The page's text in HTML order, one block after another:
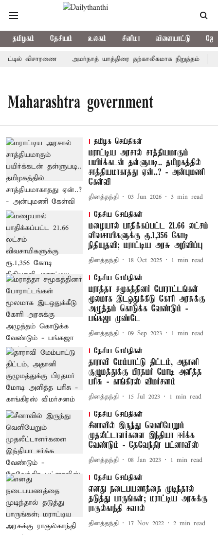
தமிழகம் தேசியம் உலகம் சினிமா விளையாட்டு
விசாரணை அமர்நாத் யாத்திரை தற்காலிகமாக நிறுத்தம்
Maharashtra government
தமிழக செய்திகள்
மராட்டிய அரசால் சாத்தியமாகும்
பயிர்க்கடன் தள்ளுபடி.. தமிழகத்தில்
சாத்தியமாகாதது ஏன்..? - அன்புமணி
கேள்வி
தினத்தந்தி 03 Jun 2026 3 min read
தேசிய செய்திகள்
மழையால் பாதிக்கப்பட்ட 21.66 லட்சம்
விவசாயிகளுக்கு ரூ.1,356 கோடி
நிதியுதவி; மராட்டிய அரசு அறிவிப்பு
தினத்தந்தி 18 Oct 2025 1 min read
தேசிய செய்திகள்
மராத்தா சமூகத்தினர் போராட்டங்கள்
மூலமாக இடஒதுக்கீடு கோரி அரசுக்கு
அழுத்தம் கொடுக்க வேண்டும் -
பங்கஜா முண்டே
தினத்தந்தி 09 Sep 2023 1 min read
தேசிய செய்திகள்
தாராவி மேம்பாட்டு திட்டம், அதானி
குழுமத்துக்கு பிரதமர் மோடி அளித்த
பரிசு - காங்கிரஸ் விமர்சனம்
தினத்தந்தி 15 Jul 2023 1 min read
தேசிய செய்திகள்
சீனாவில் இருந்து வெளியேறும்
முதலீட்டாளர்களை இந்தியா ஈர்க்க
வேண்டும் - தேவேந்திர பட்னாவிஸ்
தினத்தந்தி 08 Jan 2023 1 min read
தேசிய செய்திகள்
எனது நடைபயணத்தை முடிந்தால்
தடுத்து பாருங்கள்; மராட்டிய அரசுக்கு
ராகுல்காந்தி சவால்
தினத்தந்தி 17 Nov 2022 2 min read